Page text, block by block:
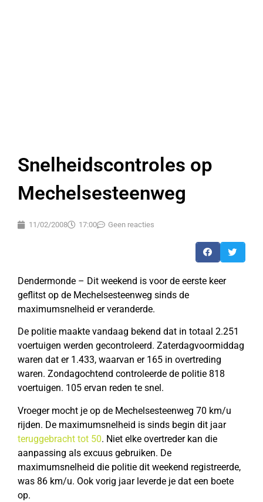
Snelheidscontroles op
Mechelsesteenweg
11/02/2008 17:00 Geen reacties
Dendermonde – Dit weekend is voor de eerste keer
geflitst op de Mechelsesteenweg sinds de
maximumsnelheid er veranderde.
De politie maakte vandaag bekend dat in totaal 2.251
voertuigen werden gecontroleerd. Zaterdagvoormiddag
waren dat er 1.433, waarvan er 165 in overtreding
waren. Zondagochtend controleerde de politie 818
voertuigen. 105 ervan reden te snel.
Vroeger mocht je op de Mechelsesteenweg 70 km/u
rijden. De maximumsnelheid is sinds begin dit jaar
teruggebracht tot 50. Niet elke overtreder kan die
aanpassing als excuus gebruiken. De
maximumsnelheid die politie dit weekend registreerde,
was 86 km/u. Ook vorig jaar leverde je dat een boete
op.